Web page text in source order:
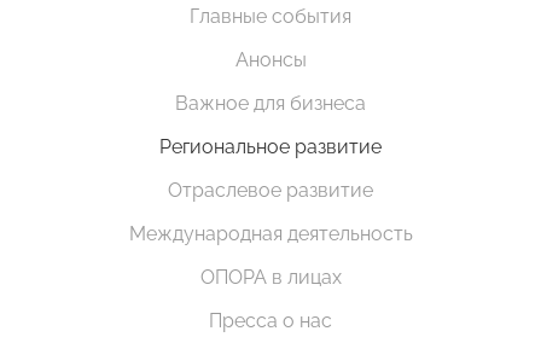
Главные события
Анонсы
Важное для бизнеса
Региональное развитие
Отраслевое развитие
Международная деятельность
ОПОРА в лицах
Пресса о нас